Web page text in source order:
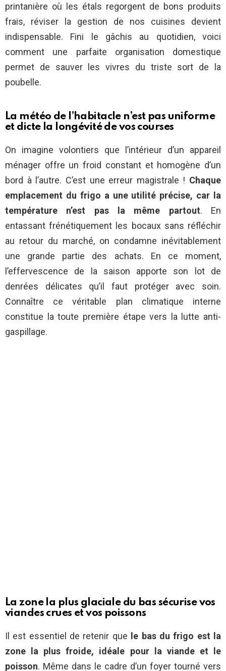
printanière où les étals regorgent de bons produits
frais, réviser la gestion de nos cuisines devient
indispensable. Fini le gâchis au quotidien, voici
comment une parfaite organisation domestique
permet de sauver les vivres du triste sort de la
poubelle.
La météo de l’habitacle n’est pas uniforme
et dicte la longévité de vos courses
On imagine volontiers que l’intérieur d’un appareil
ménager offre un froid constant et homogène d’un
bord à l’autre. C’est une erreur magistrale ! Chaque
emplacement du frigo a une utilité précise, car la
température n’est pas la même partout. En
entassant frénétiquement les bocaux sans réfléchir
au retour du marché, on condamne inévitablement
une grande partie des achats. En ce moment,
l’effervescence de la saison apporte son lot de
denrées délicates qu’il faut protéger avec soin.
Connaître ce véritable plan climatique interne
constitue la toute première étape vers la lutte anti-
gaspillage.
La zone la plus glaciale du bas sécurise vos
viandes crues et vos poissons
Il est essentiel de retenir que
le bas du frigo est la
zone la plus froide, idéale pour la viande et le
poisson. Même dans le cadre d’un foyer tourné vers